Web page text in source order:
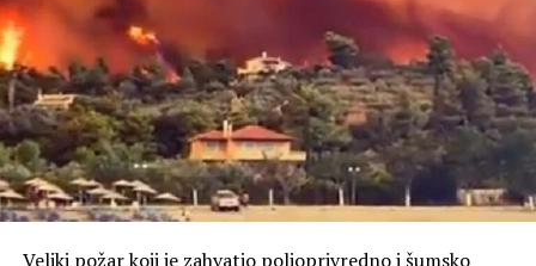
Veliki požar koji je zahvatio poljoprivredno i šumsko